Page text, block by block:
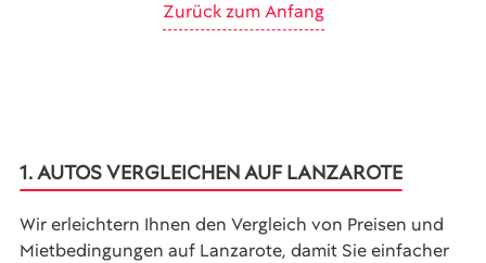
Zurück zum Anfang
1. AUTOS VERGLEICHEN AUF LANZAROTE
Wir erleichtern Ihnen den Vergleich von Preisen und
Mietbedingungen auf Lanzarote, damit Sie einfacher